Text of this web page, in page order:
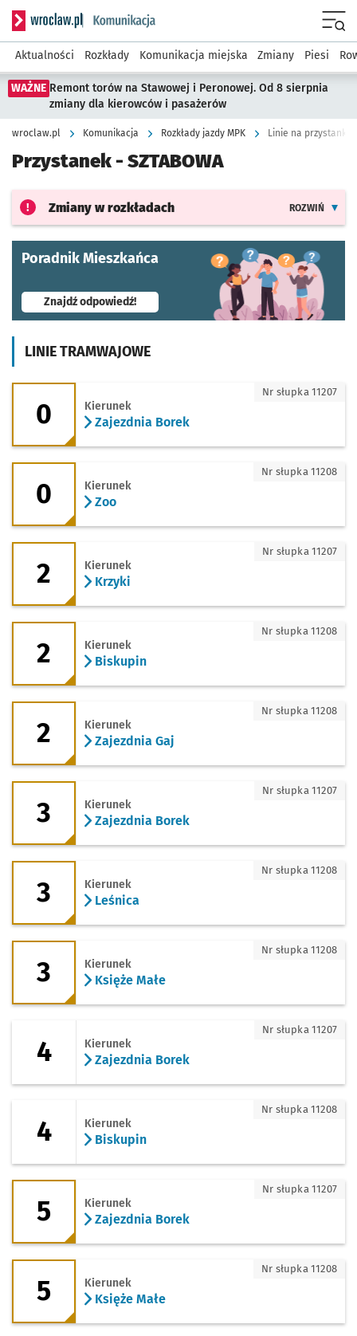
Serwis informacyjny wroclaw.pl podserwis: Komunikacja
Aktualności Rozkłady Komunikacja miejska Zmiany Piesi
WAŻNE Remont torów na Stawowej i Peronowej. Od 8 sierpnia
zmiany dla kierowców i pasażerów
wroclaw.pl Komunikacja Rozkłady jazdy MPK Linie na przystanku
Przystanek - SZTABOWA
Zmiany w rozkładach ROZWIŃ
Poradnik Mieszkańca
Znajdź odpowiedź!- otworzy się w nowej karcie
LINIE TRAMWAJOWE
0 - kierunek Zajezdnia Borek
0 Kierunek
Zajezdnia Borek
Nr słupka 11207
0 - kierunek Zoo
0 Kierunek
Zoo
Nr słupka 11208
2 - kierunek Krzyki
2 Kierunek
Krzyki
Nr słupka 11207
2 - kierunek Biskupin
2 Kierunek
Biskupin
Nr słupka 11208
2 - kierunek Zajezdnia Gaj
2 Kierunek
Zajezdnia Gaj
Nr słupka 11208
3 - kierunek Zajezdnia Borek
3 Kierunek
Zajezdnia Borek
Nr słupka 11207
3 - kierunek Leśnica
3 Kierunek
Leśnica
Nr słupka 11208
3 - kierunek Księże Małe
3 Kierunek
Księże Małe
Nr słupka 11208
4 Kierunek
Zajezdnia Borek
Nr słupka 11207
4 Kierunek
Biskupin
Nr słupka 11208
5 - kierunek Zajezdnia Borek
5 Kierunek
Zajezdnia Borek
Nr słupka 11207
5 - kierunek Księże Małe
5 Kierunek
Księże Małe
Nr słupka 11208